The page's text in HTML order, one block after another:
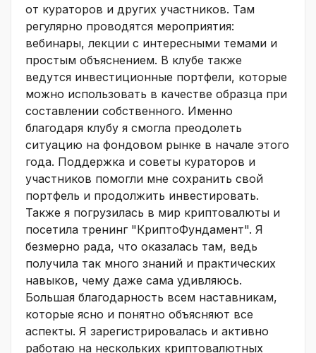
от кураторов и других участников. Там
регулярно проводятся мероприятия:
вебинары, лекции с интересными темами и
простым объяснением. В клубе также
ведутся инвестиционные портфели, которые
можно использовать в качестве образца при
составлении собственного. Именно
благодаря клубу я смогла преодолеть
ситуацию на фондовом рынке в начале этого
года. Поддержка и советы кураторов и
участников помогли мне сохранить свой
портфель и продолжить инвестировать.
Также я погрузилась в мир криптовалюты и
посетила тренинг "КриптоФундамент". Я
безмерно рада, что оказалась там, ведь
получила так много знаний и практических
навыков, чему даже сама удивляюсь.
Большая благодарность всем наставникам,
которые ясно и понятно объясняют все
аспекты. Я зарегистрировалась и активно
работаю на нескольких криптовалютных